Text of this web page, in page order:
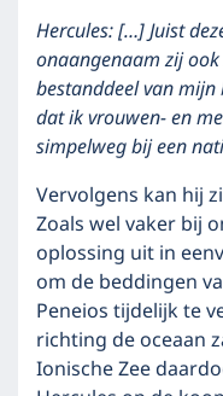
Hercules: […]Juist
onaangenaam zij
bestanddeel van
dat ik vrouwen- en
simpelweg bij een
Vervolgens kan hij
Zoals wel vaker bij
oplossing uit in
om de beddingen
Peneios tijdelijk te
richting de oceaan
Ionische Zee